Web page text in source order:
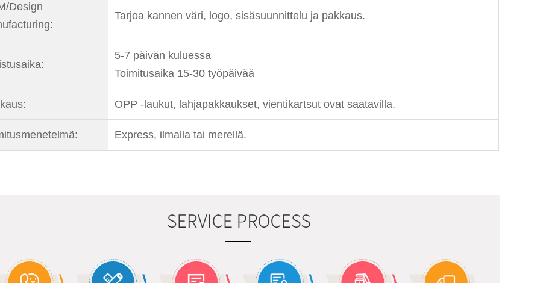
Design
Tarjoa kannen väri, logo, sisäsuunnittelu ja pakkaus.
5-7 päivän kuluessa
Toimitusaika 15-30 työpäivää
OPP -laukut, lahjapakkaukset, vientikartsut ovat saatavilla.
Express, ilmalla tai merellä.